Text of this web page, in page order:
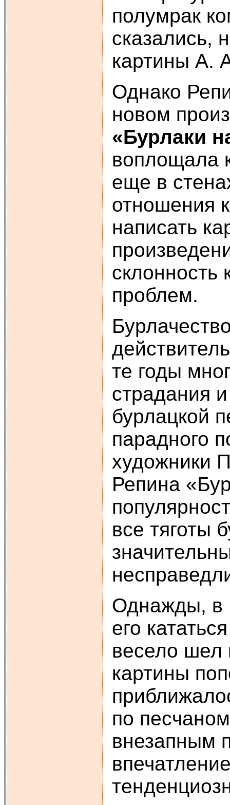
полумрак
сказались,
картины А.
Однако
новом
«Бурлаки
воплощала
еще в
отношения
написать
склонность
проблем.
те годы
страдания
бурлацкой
парадного
художники
Репина
все тяготы
Однажды, в
его
весело шел
картины
по
внезапным